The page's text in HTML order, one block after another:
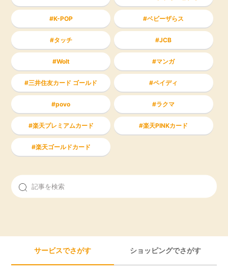
K-POP ベビーザらス
タッチ JCB
Wolt マンガ
三井住友カード ゴールド ペイディ
povo ラクマ
楽天プレミアムカード 楽天PINKカード
楽天ゴールドカード
サービスでさがす ショッピングでさがす